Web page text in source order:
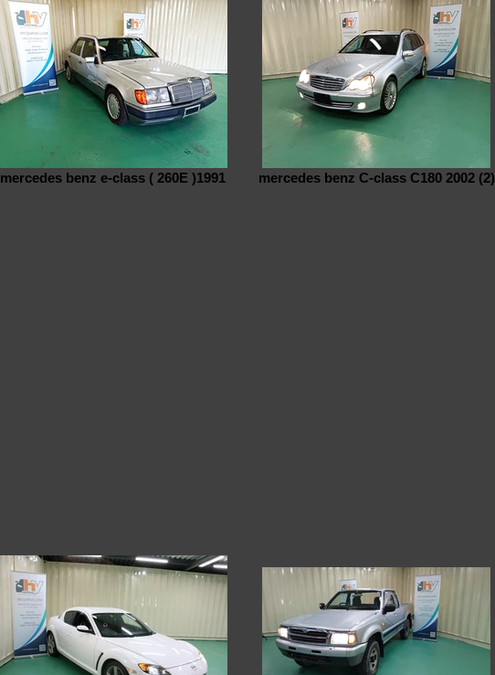
mercedes benz e-class ( 260E )1991 mercedes benz C-class C180 2002 (2)